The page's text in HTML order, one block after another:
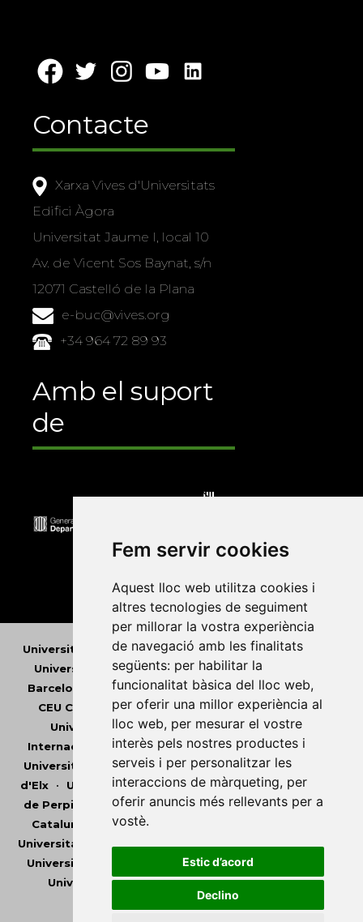
Fem servir cookies
Aquest lloc web utilitza cookies i
altres tecnologies de seguiment
per millorar la vostra experiència
de navegació amb les finalitats
següents: per habilitar la
funcionalitat bàsica del lloc web,
per oferir una millor experiència al
lloc web, per mesurar el vostre
interès pels nostres productes i
serveis i per personalitzar les
interaccions de màrqueting, per
oferir anuncis més rellevants per a
vostè.
Estic d’acord
Declino
Contacte
Xarxa Vives d'Universitats
Edifici Àgora
Universitat Jaume I, local 10
Av. de Vicent Sos Baynat, s/n
12071 Castelló de la Plana
e-buc@vives.org
+34 964 72 89 93
Amb el suport
de
Universitat Abat Oliba CEU•Universitat d'Alacant
Universitat d'Andorra•Universitat Autònoma de
Barcelona
Universitat de Barcelona•Universitat
CEU Cardenal Herrera•Universitat de Girona •
Universitat de les Illes Balears• Universitat
Internacional de Catalunya•Universitat Jaume I
Universitat de Lleida• Universitat Miguel Hernández
d'Elx• Universitat Oberta de Catalunya•Universitat
de Perpinyà Via Domitia•Universitat Politècnica de
Catalunya
Universitat Politècnica de València
Universitat Pompeu Fabra
Universitat Rovira i Virgili
•Universitat de Sàsser
Universitat de València•Universitat de Vic -
Universitat Central de Catalunya